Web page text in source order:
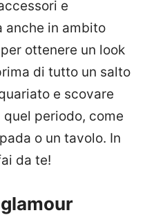
e
anche in ambito
ottenere un look
di tutto un salto
e scovare
periodo, come
o un tavolo. In
da te!